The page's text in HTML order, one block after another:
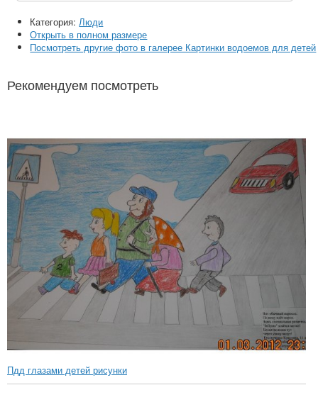
Категория:Люди
Открыть в полном размере
Посмотреть другие фото в галерее Картинки водоемов для детей
Рекомендуем посмотреть
Пдд глазами детей рисунки